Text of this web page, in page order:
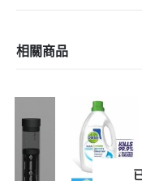
相關商品
已售完